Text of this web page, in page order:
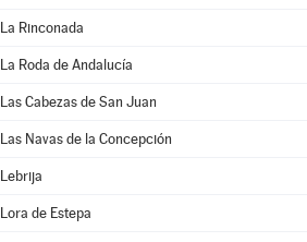
La Rinconada
La Roda de Andalucía
Las Cabezas de San Juan
Las Navas de la Concepción
Lebrija
Lora de Estepa